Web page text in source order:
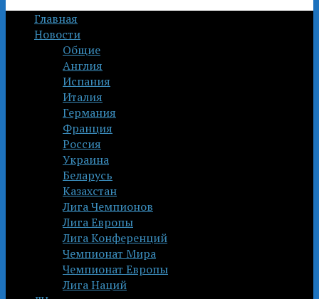
Главная
Новости
Общие
Англия
Испания
Италия
Германия
Франция
Россия
Украина
Беларусь
Казахстан
Лига Чемпионов
Лига Европы
Лига Конференций
Чемпионат Мира
Чемпионат Европы
Лига Наций